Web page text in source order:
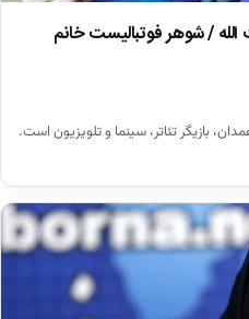
/ شوهر فوتبالیست خانم
متولد ۲۹ مرداد ۱۳۵۳ در همدان، بازیگر تئاتر، سینما و تلویزیون است.